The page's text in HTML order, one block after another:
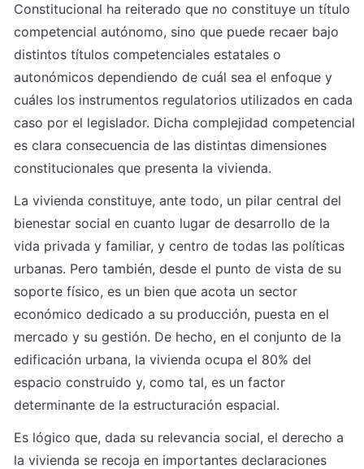
Constitucional ha reiterado que no constituye un título
competencial autónomo, sino que puede recaer bajo
distintos títulos competenciales estatales o
autonómicos dependiendo de cuál sea el enfoque y
cuáles los instrumentos regulatorios utilizados en cada
caso por el legislador. Dicha complejidad competencial
es clara consecuencia de las distintas dimensiones
constitucionales que presenta la vivienda.
La vivienda constituye, ante todo, un pilar central del
bienestar social en cuanto lugar de desarrollo de la
vida privada y familiar, y centro de todas las políticas
urbanas. Pero también, desde el punto de vista de su
soporte físico, es un bien que acota un sector
económico dedicado a su producción, puesta en el
mercado y su gestión. De hecho, en el conjunto de la
edificación urbana, la vivienda ocupa el 80% del
espacio construido y, como tal, es un factor
determinante de la estructuración espacial.
Es lógico que, dada su relevancia social, el derecho a
la vivienda se recoja en importantes declaraciones